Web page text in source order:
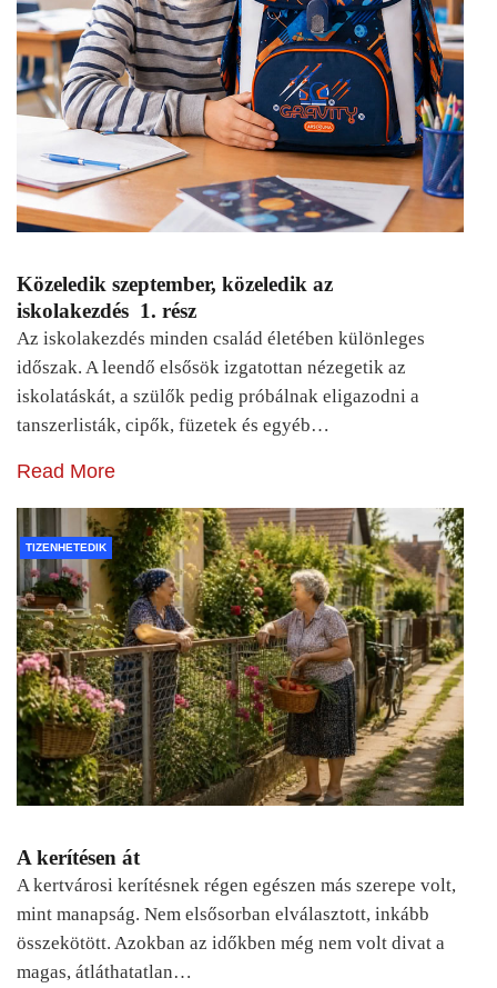
Közeledik szeptember, közeledik az
iskolakezdés 1. rész
Az iskolakezdés minden család életében különleges
időszak. A leendő elsősök izgatottan nézegetik az
iskolatáskát, a szülők pedig próbálnak eligazodni a
tanszerlisták, cipők, füzetek és egyéb…
Read More
TIZENHETEDIK
A kerítésen át
A kertvárosi kerítésnek régen egészen más szerepe volt,
mint manapság. Nem elsősorban elválasztott, inkább
összekötött. Azokban az időkben még nem volt divat a
magas, átláthatatlan…